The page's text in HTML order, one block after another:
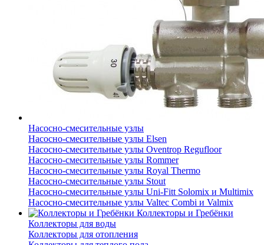
Насосно-смесительные узлы
Насосно-смесительные узлы Elsen
Насосно-смесительные узлы Oventrop Regufloor
Насосно-смесительные узлы Rommer
Насосно-смесительные узлы Royal Thermo
Насосно-смесительные узлы Stout
Насосно-смесительные узлы Uni-Fitt Solomix и Multimix
Насосно-смесительные узлы Valtec Combi и Valmix
Коллекторы и Гребёнки
Коллекторы для воды
Коллекторы для отопления